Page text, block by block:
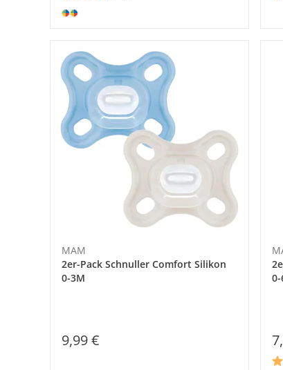
MAM
2er-Pack Schnuller Comfort Silikon
0-3M
9,99 €